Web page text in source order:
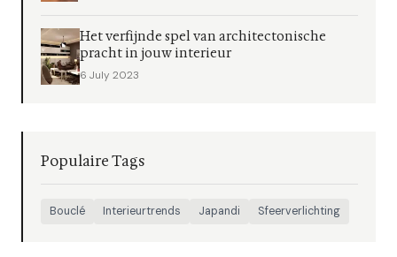
Het verfijnde spel van architectonische
pracht in jouw interieur
6 July 2023
Populaire Tags
Bouclé Interieurtrends Japandi Sfeerverlichting